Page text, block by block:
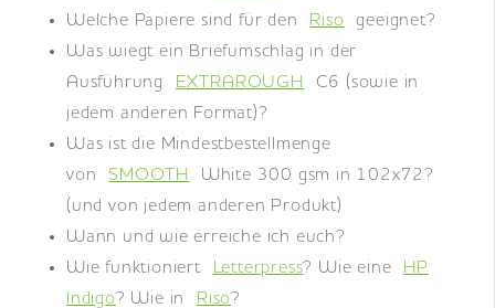
Welche Papiere sind für den Riso geeignet?
Was wiegt ein Briefumschlag in der
Ausführung
EXTRAROUGH
C6 (sowie in
jedem anderen Format)?
Was ist die Mindestbestellmenge
vonSMOOTH
White 300 gsm in 102x72?
(und von jedem anderen Produkt)
Wann und wie erreiche ich euch?
Wie funktioniert
Letterpress? Wie eine
HP
Indigo? Wie in Riso?